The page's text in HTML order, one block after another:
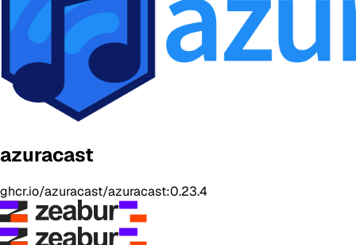
azuracast
ghcr.io/azuracast/azuracast:0.23.4